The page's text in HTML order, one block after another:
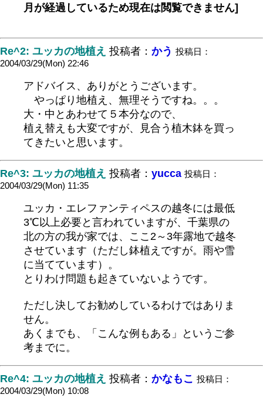
月が経過しているため現在は閲覧できません]
Re^2: ユッカの地植え 投稿者： かう 投稿日：
2004/03/29(Mon) 22:46
アドバイス、ありがとうございます。
やっぱり地植え、無理そうですね。。。
大・中とあわせて５本分なので、
植え替えも大変ですが、見合う植木鉢を買っ
てきたいと思います。
Re^3: ユッカの地植え 投稿者： yucca 投稿日：
2004/03/29(Mon) 11:35
ユッカ・エレファンティペスの越冬には最低
3℃以上必要と言われていますが、千葉県の
北の方の我が家では、ここ2～3年露地で越冬
させています（ただし鉢植えですが。雨や雪
に当てています）。
とりわけ問題も起きていないようです。
ただし決してお勧めしているわけではありま
せん。
あくまでも、「こんな例もある」というご参
考までに。
Re^4: ユッカの地植え 投稿者： かなもこ 投稿日：
2004/03/29(Mon) 10:08